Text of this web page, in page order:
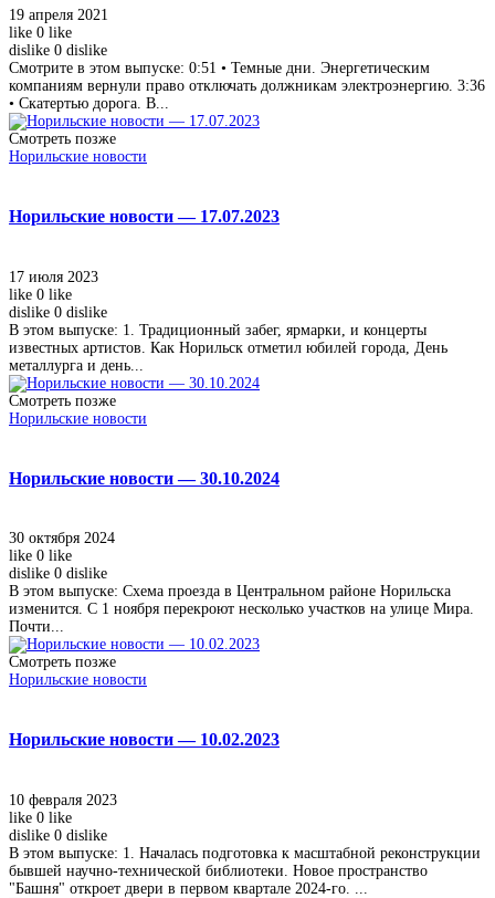
19 апреля 2021
like 0 like
dislike 0 dislike
Смотрите в этом выпуске: 0:51 • Темные дни. Энергетическим
компаниям вернули право отключать должникам электроэнергию. 3:36
• Скатертью дорога. В...
Смотреть позже
Норильские новости
Норильские новости — 17.07.2023
17 июля 2023
like 0 like
dislike 0 dislike
В этом выпуске: 1. Традиционный забег, ярмарки, и концерты
известных артистов. Как Норильск отметил юбилей города, День
металлурга и день...
Смотреть позже
Норильские новости
Норильские новости — 30.10.2024
30 октября 2024
like 0 like
dislike 0 dislike
В этом выпуске: Схема проезда в Центральном районе Норильска
изменится. С 1 ноября перекроют несколько участков на улице Мира.
Почти...
Смотреть позже
Норильские новости
Норильские новости — 10.02.2023
10 февраля 2023
like 0 like
dislike 0 dislike
В этом выпуске: 1. Началась подготовка к масштабной реконструкции
бывшей научно-технической библиотеки. Новое пространство
"Башня" откроет двери в первом квартале 2024-го. ...